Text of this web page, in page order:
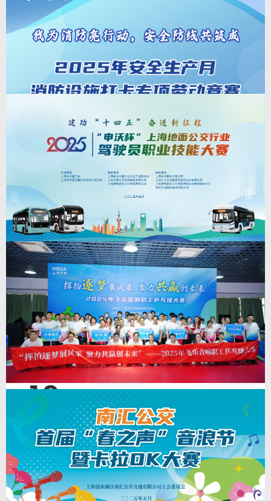
比协作。希望通过本次篮球赛，能够加强兄弟单位之间学习交流，帮助大家进
一步提升团队凝聚力，积极营造和谐进取的浓厚氛围，为推动中船集团加快建
设世界一流船舶集团贡献智慧与力量。
12
2025-7-12
“我为消防亮行动，安全防线共筑成”——2025年
新世界安全生产月消防设施打卡专项劳动竞赛
“我为消防亮行动，安全防线共筑成”——2025年新世界安全生产月消防设施打
学习消防知识，真正实现“安全入眼、入心、入行”的目标。我们设有楼层打卡
环节，找到贴有二维码和标语的消防设施后，打开手机微信进行扫码则可进行
打卡。
查看详情 >
12
2025-7-12
2025年“申沃杯”上海地面公交行业驾驶员职业技
能大赛
2025年“申沃杯”上海地面公交行业驾驶员职业技能大赛，为了进一步提升地面
公交行业驾驶员职业技能和服务水平，推动本市地面公交行业驾驶员创先争优
活动深入开展，提升驾驶员队伍安全驾驶和服务水平。经研究，上海市交通工
会、上海市交通运输行业协会公交分会决定于五月下旬至六月上旬在本市地面
公交行业举办驾驶员职业技能大赛。
查看详情
12
2025-7-12
职工乒乓球比赛|“挥拍逐梦展风采，聚力共赢创
未来”—— 2025年飞乐音响职工乒乓球大赛
职工乒乓球比赛|“挥拍逐梦展风采，聚力共赢创未来”—— 2025年飞乐音响职
工乒乓球大赛，为深入贯彻落实“健康中国”国家战略，响应全民健身号召，充
分发挥工会组织服务职工、凝聚合力的桥梁作用，引导广大职工以良好的精神
风貌、健康的体魄和充沛的精力推进企业高质量发展。经研究决定，现将由飞
乐音响工会主办，上海亚尔工会承办的飞乐音响职工乒乓球大赛活动。